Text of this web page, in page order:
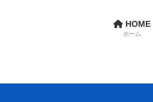
HOME
ホーム